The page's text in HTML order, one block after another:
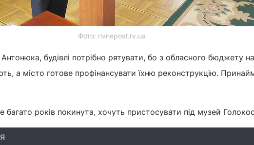
Фото: rivnepost.rv.ua
будівлі потрібно рятувати, бо з обласного бюджету
а місто готове профінансувати їхню реконструкцію.
багато років покинута, хочуть пристосувати під музей